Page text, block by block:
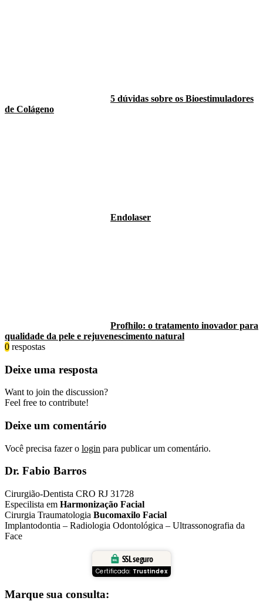
5 dúvidas sobre os Bioestimuladores
de Colágeno
Endolaser
Profhilo: o tratamento inovador para
qualidade da pele e rejuvenescimento natural
0 respostas
Deixe uma resposta
Want to join the discussion?
Feel free to contribute!
Deixe um comentário
Você precisa fazer o login para publicar um comentário.
Dr. Fabio Barros
Cirurgião-Dentista CRO RJ 31728
Especilista em Harmonização Facial
Cirurgia Traumatologia Bucomaxilo Facial
Implantodontia – Radiologia Odontológica – Ultrassonografia da
Face
SSL seguro
Certificado: Trustindex
Marque sua consulta: